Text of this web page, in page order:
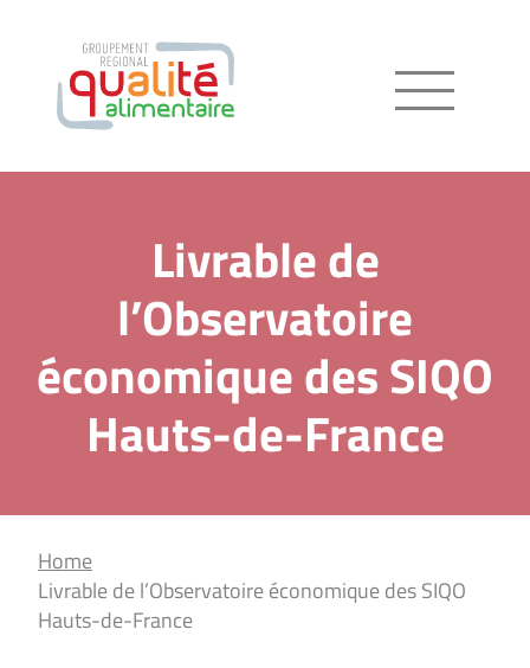
Menu
Livrable de
l’Observatoire
économique des SIQO
Hauts-de-France
Home
Livrable de l’Observatoire économique des SIQO
Hauts-de-France